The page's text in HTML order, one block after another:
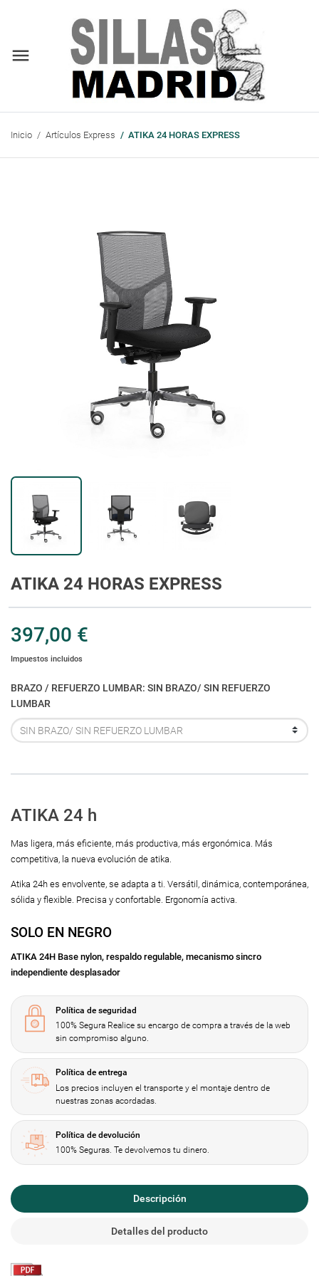
Inicio Artículos Express ATIKA 24 HORAS EXPRESS
ATIKA 24 HORAS EXPRESS
397,00 €
Impuestos incluidos
BRAZO / REFUERZO LUMBAR: SIN BRAZO/ SIN REFUERZO
LUMBAR
ATIKA 24 h
Mas ligera, más eficiente, más productiva, más ergonómica. Más
competitiva, la nueva evolución de atika.
Atika 24h es envolvente, se adapta a ti. Versátil, dinámica, contemporánea,
sólida y flexible. Precisa y confortable. Ergonomía activa.
SOLO EN NEGRO
ATIKA 24H Base nylon, respaldo regulable, mecanismo sincro
independiente desplasador
Política de seguridad
100% Segura Realice su encargo de compra a través de la web
sin compromiso alguno.
Política de entrega
Los precios incluyen el transporte y el montaje dentro de
nuestras zonas acordadas.
Política de devolución
100% Seguras. Te devolvemos tu dinero.
Descripción
Detalles del producto